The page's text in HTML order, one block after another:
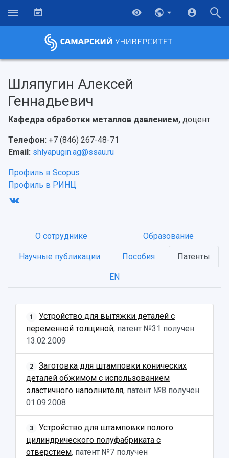
НАЗАД
Ключевые факты
Рейтинги
Руководство
Наблюдательный совет
Попечительский совет
Ученый совет
Ректорат
Кадровый резерв
Персоналии
Сотрудники и преподаватели
Бортжурнал
Объявления
События
Пресс-центр
Газета "Полет"
Газета "Самарский университет"
Мы в соцсетях
Мультимедиа
Абитуриенту
Бакалавриат и специалитет
Магистратура
Аспирантура
Формы обучения
Учебные планы
Дополнительное образование
Институты и факультеты
Профессорско-преподавательский состав
Расписание занятий
Научно-исследовательская деятельность
Научные школы и ведущие научные коллективы
Диссертационные советы
Подготовка научных кадров
Конкурс на замещение должностей научных
работников
Научно-технический совет
Научные проекты и темы
Аспирантура и докторантура
Справочные материалы
Научная инфраструктура
Шляпугин Алексей
Геннадьевич
Кафедра обработки металлов давлением, доцент
Телефон: +7 (846) 267-48-71
Email: shlyapugin.ag@ssau.ru
Профиль в Scopus
Профиль в РИНЦ
О сотруднике Образование
Научные публикации Пособия Патенты
EN
1
Устройство для вытяжки деталей с
переменной толщиной, патент №31 получен
13.02.2009
2
Заготовка для штамповки конических
деталей обжимом с использованием
эластичного наполнителя, патент №8 получен
01.09.2008
3
Устройство для штамповки полого
цилиндрического полуфабриката с
отверстием, патент №7 получен